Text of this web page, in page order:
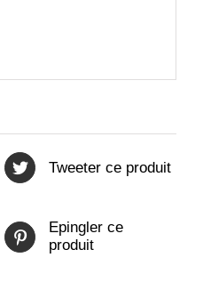
Tweeter ce produit
Epingler ce
produit